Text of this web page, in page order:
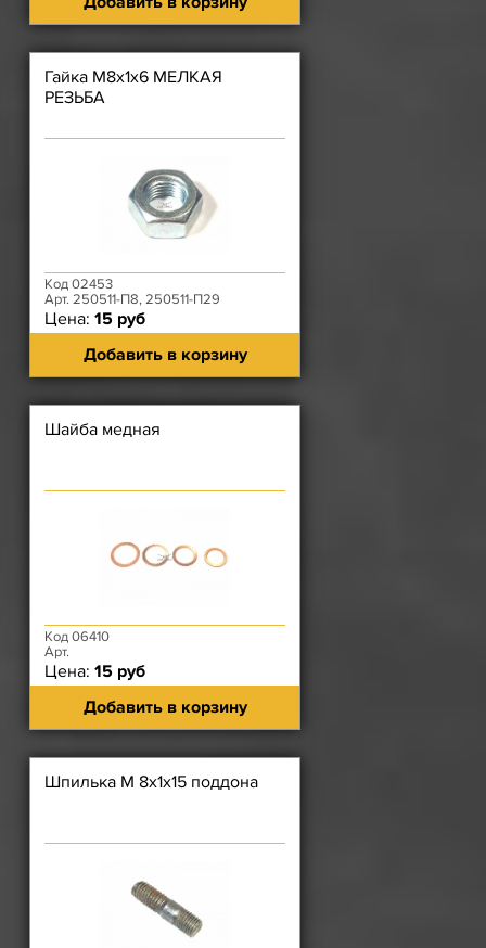
Гайка М8х1х6 МЕЛКАЯ
РЕЗЬБА
Код 02453
Арт. 250511-П8, 250511-П29
Цена: 15 руб
Добавить в корзину
Шайба медная
Код 06410
Арт.
Цена: 15 руб
Добавить в корзину
Шпилька М 8х1х15 поддона